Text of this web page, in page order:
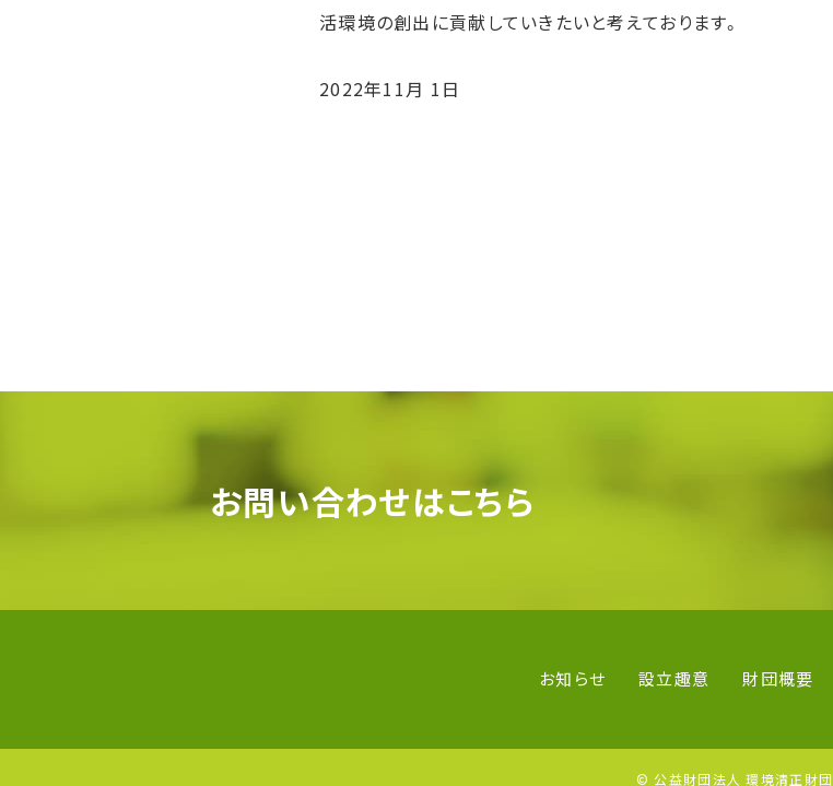
活環境の創出に貢献していきたいと考えております。
2022年11月 1日
お問い合わせはこちら
お知らせ 設立趣意 財団概要
© 公益財団法人 環境清正財団